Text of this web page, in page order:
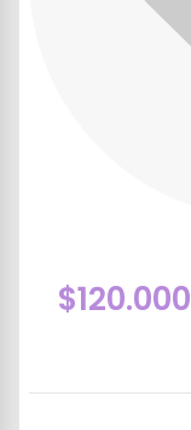
$120.000